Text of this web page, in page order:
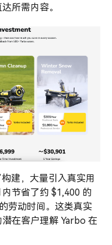
所需内容。
建，大量引入真实用
节省了约 $1,400 的
劳动时间。这类真实
在客户理解 Yarbo 在